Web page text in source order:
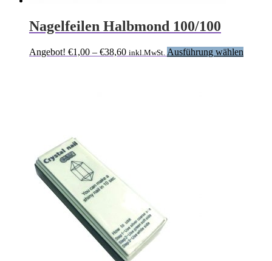
Nagelfeilen Halbmond 100/100
Angebot! €1,00 – €38,60Preisspanne:
inkl.MwSt. Ausführung wählen